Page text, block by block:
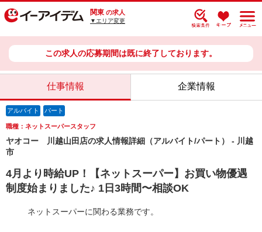
関東 の求人
▼エリア変更
この求人の応募期間は既に終了しております。
仕事情報 企業情報
アルバイト パート
職種：ネットスーパースタッフ
ヤオコー 川越山田店の求人情報詳細（アルバイト/パート） - 川越
市
4月より時給UP！【ネットスーパー】お買い物優遇
制度始まりました♪ 1日3時間〜相談OK
ネットスーパーに関わる業務です。